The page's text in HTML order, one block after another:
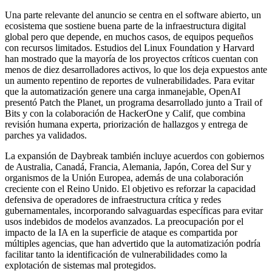
Una parte relevante del anuncio se centra en el software abierto, un
ecosistema que sostiene buena parte de la infraestructura digital
global pero que depende, en muchos casos, de equipos pequeños
con recursos limitados. Estudios del Linux Foundation y Harvard
han mostrado que la mayoría de los proyectos críticos cuentan con
menos de diez desarrolladores activos, lo que los deja expuestos ante
un aumento repentino de reportes de vulnerabilidades. Para evitar
que la automatización genere una carga inmanejable, OpenAI
presentó Patch the Planet, un programa desarrollado junto a Trail of
Bits y con la colaboración de HackerOne y Calif, que combina
revisión humana experta, priorización de hallazgos y entrega de
parches ya validados.
La expansión de Daybreak también incluye acuerdos con gobiernos
de Australia, Canadá, Francia, Alemania, Japón, Corea del Sur y
organismos de la Unión Europea, además de una colaboración
creciente con el Reino Unido. El objetivo es reforzar la capacidad
defensiva de operadores de infraestructura crítica y redes
gubernamentales, incorporando salvaguardas específicas para evitar
usos indebidos de modelos avanzados. La preocupación por el
impacto de la IA en la superficie de ataque es compartida por
múltiples agencias, que han advertido que la automatización podría
facilitar tanto la identificación de vulnerabilidades como la
explotación de sistemas mal protegidos.